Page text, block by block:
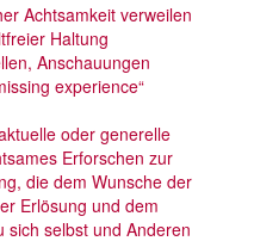
Achtsamkeit verweilen
Haltung
Anschauungen
experience“
oder generelle
Erforschen zur
die dem Wunsche der
Erlösung und dem
sich selbst und Anderen